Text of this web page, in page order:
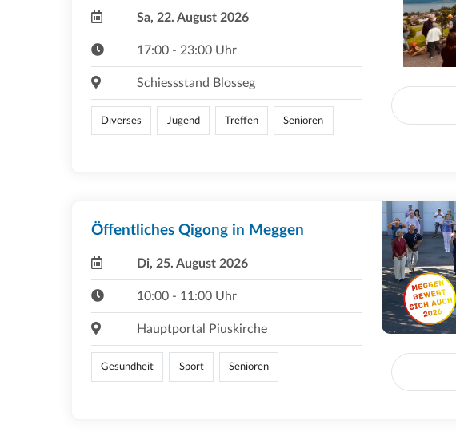
Sa, 22. August 2026
17:00 - 23:00 Uhr
Schiessstand Blosseg
Diverses Jugend Treffen Senioren
Öffentliches Qigong in Meggen
Di, 25. August 2026
10:00 - 11:00 Uhr
Hauptportal Piuskirche
Gesundheit Sport Senioren